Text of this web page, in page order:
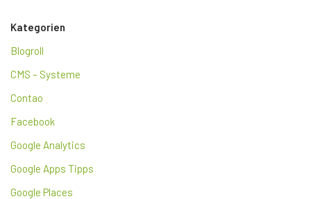
Kategorien
Blogroll
CMS – Systeme
Contao
Facebook
Google Analytics
Google Apps Tipps
Google Places